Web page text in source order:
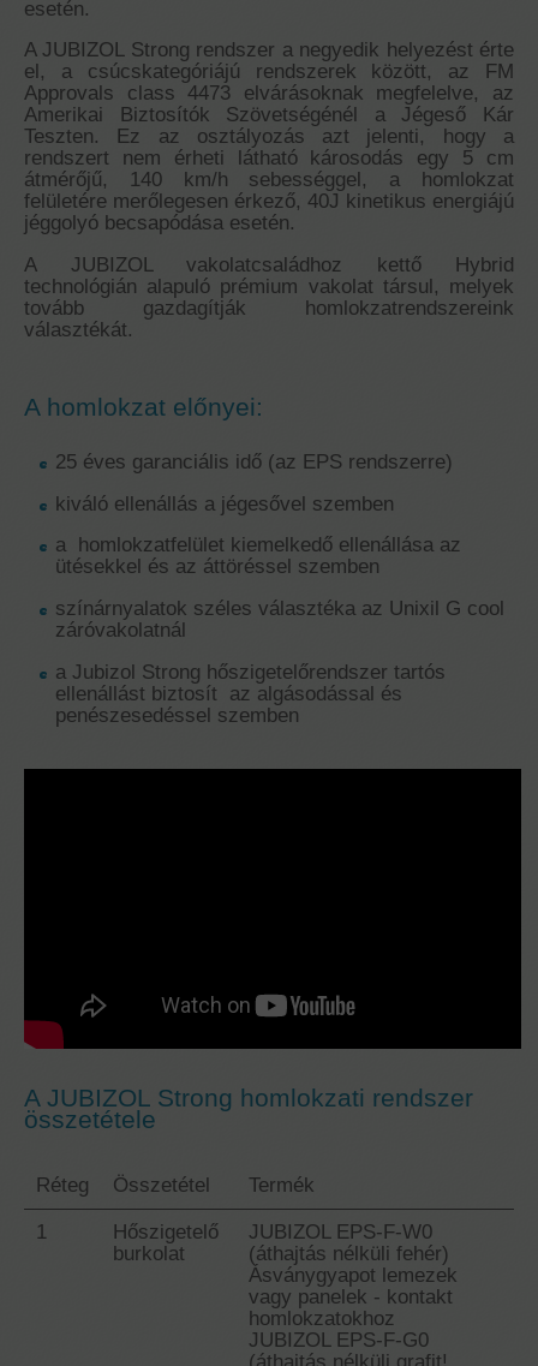
esetén.
A JUBIZOL Strong rendszer a negyedik helyezést érte
el, a csúcskategóriájú rendszerek között, az FM
Approvals class 4473 elvárásoknak megfelelve, az
Amerikai Biztosítók Szövetségénél a Jégeső Kár
Teszten. Ez az osztályozás azt jelenti, hogy a
rendszert nem érheti látható károsodás egy 5 cm
átmérőjű, 140 km/h sebességgel, a homlokzat
felületére merőlegesen érkező, 40J kinetikus energiájú
jéggolyó becsapódása esetén.
A JUBIZOL vakolatcsaládhoz kettő Hybrid
technológián alapuló prémium vakolat társul, melyek
tovább gazdagítják homlokzatrendszereink
választékát.
A homlokzat előnyei:
25 éves garanciális idő (az EPS rendszerre)
kiváló ellenállás a jégesővel szemben
a homlokzatfelület kiemelkedő ellenállása az
ütésekkel és az áttöréssel szemben
színárnyalatok széles választéka az Unixil G cool
záróvakolatnál
a Jubizol Strong hőszigetelőrendszer tartós
ellenállást biztosít az algásodással és
penészesedéssel szemben
A JUBIZOL Strong homlokzati rendszer
összetétele
Réteg Összetétel Termék
1
Hőszigetelő
burkolat
JUBIZOL EPS-F-W0
(áthajtás nélküli fehér)
Ásványgyapot lemezek
vagy panelek - kontakt
homlokzatokhoz
JUBIZOL EPS-F-G0